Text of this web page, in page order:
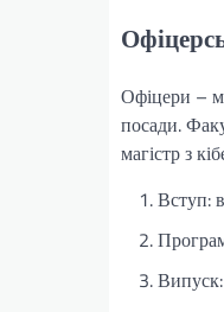
Офіцери –
посади.
магістр з
Вступ:
Випуск: